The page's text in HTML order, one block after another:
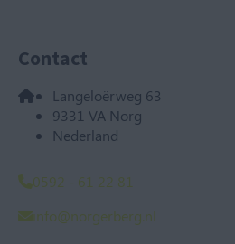
Contact
Langeloërweg 63
9331 VA Norg
Nederland
0592 - 61 22 81
info@norgerberg.nl